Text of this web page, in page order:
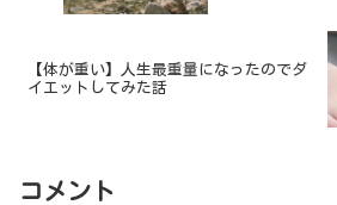
【体が重い】人生最重量になったのでダ
イエットしてみた話
コメント